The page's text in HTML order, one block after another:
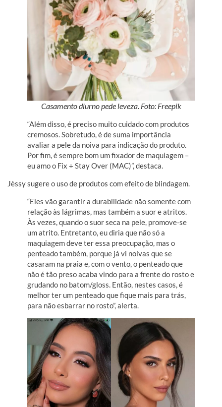
Casamento diurno pede leveza. Foto: Freepik
“Além disso, é preciso muito cuidado com produtos
cremosos. Sobretudo, é de suma importância
avaliar a pele da noiva para indicação do produto.
Por fim, é sempre bom um fixador de maquiagem –
eu amo o Fix + Stay Over (MAC)”, destaca.
Jèssy sugere o uso de produtos com efeito de blindagem.
“Eles vão garantir a durabilidade não somente com
relação às lágrimas, mas também a suor e atritos.
Às vezes, quando o suor seca na pele, promove-se
um atrito. Entretanto, eu diria que não só a
maquiagem deve ter essa preocupação, mas o
penteado também, porque já vi noivas que se
casaram na praia e, com o vento, o penteado que
não é tão preso acaba vindo para a frente do rosto e
grudando no batom/gloss. Então, nestes casos, é
melhor ter um penteado que fique mais para trás,
para não esbarrar no rosto”, alerta.